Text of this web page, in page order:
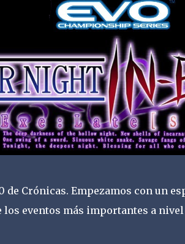
de Crónicas. Empezamos con un
los eventos más importantes a